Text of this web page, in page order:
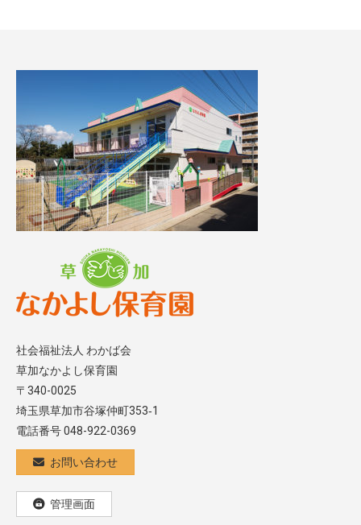
社会福祉法人 わかば会
草加なかよし保育園
〒340-0025
埼玉県草加市谷塚仲町353‐1
電話番号 048-922-0369
お問い合わせ
管理画面